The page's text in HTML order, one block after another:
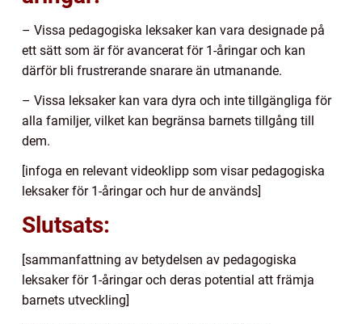
– Vissa pedagogiska leksaker kan vara designade på
ett sätt som är för avancerat för 1-åringar och kan
därför bli frustrerande snarare än utmanande.
– Vissa leksaker kan vara dyra och inte tillgängliga för
alla familjer, vilket kan begränsa barnets tillgång till
dem.
[infoga en relevant videoklipp som visar pedagogiska
leksaker för 1-åringar och hur de används]
Slutsats:
[sammanfattning av betydelsen av pedagogiska
leksaker för 1-åringar och deras potential att främja
barnets utveckling]